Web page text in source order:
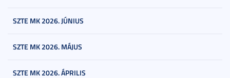
SZTE MK 2026. JÚNIUS
SZTE MK 2026. MÁJUS
SZTE MK 2026. ÁPRILIS